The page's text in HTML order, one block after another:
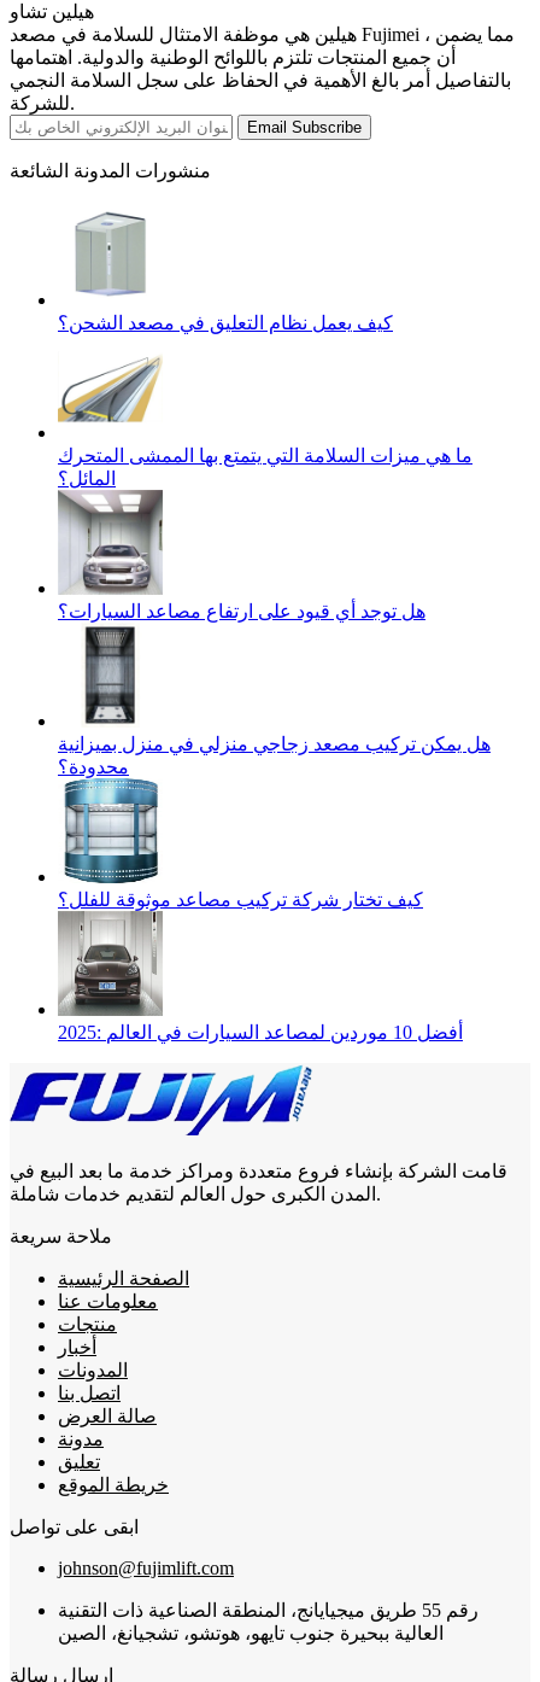
هيلين تشاو
هيلين هي موظفة الامتثال للسلامة في مصعد Fujimei ، مما يضمن
أن جميع المنتجات تلتزم باللوائح الوطنية والدولية. اهتمامها
بالتفاصيل أمر بالغ الأهمية في الحفاظ على سجل السلامة النجمي
للشركة.
Email Subscribe
منشورات المدونة الشائعة
كيف يعمل نظام التعليق في مصعد الشحن؟
ما هي ميزات السلامة التي يتمتع بها الممشى المتحرك
المائل؟
هل توجد أي قيود على ارتفاع مصاعد السيارات؟
هل يمكن تركيب مصعد زجاجي منزلي في منزل بميزانية
محدودة؟
كيف تختار شركة تركيب مصاعد موثوقة للفلل؟
2025: أفضل 10 موردين لمصاعد السيارات في العالم
قامت الشركة بإنشاء فروع متعددة ومراكز خدمة ما بعد البيع في
المدن الكبرى حول العالم لتقديم خدمات شاملة.
ملاحة سريعة
الصفحة الرئيسية
معلومات عنا
منتجات
أخبار
المدونات
اتصل بنا
صالة العرض
مدونة
تعليق
خريطة الموقع
ابقى على تواصل
johnson@fujimlift.com
رقم 55 طريق ميجيايانج، المنطقة الصناعية ذات التقنية
العالية ببحيرة جنوب تايهو، هوتشو، تشجيانغ، الصين
إرسال رسالة